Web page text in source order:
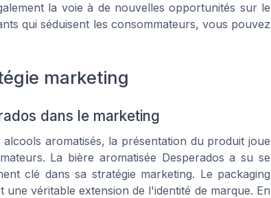
la voie à de nouvelles opportunités sur le
qui séduisent les consommateurs, vous pouvez
marketing
dans le marketing
aromatisés, la présentation du produit joue
La bière aromatisée Desperados a su se
clé dans sa stratégie marketing. Le packaging
véritable extension de l'identité de marque. En